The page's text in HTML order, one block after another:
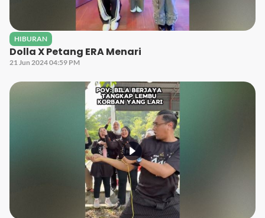
HIBURAN
Dolla X Petang ERA Menari
21 Jun 2024 04:59 PM